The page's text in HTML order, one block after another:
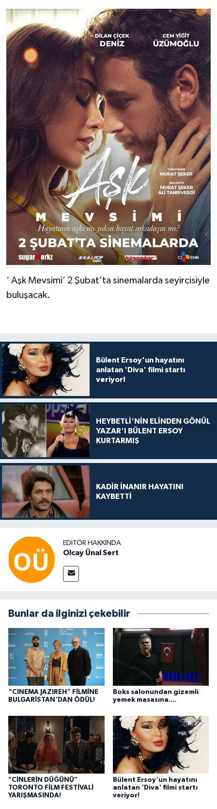
‘ Aşk Mevsimi’ 2 Şubat’ta sinemalarda seyircisiyle
buluşacak.
Bülent Ersoy'un hayatını
anlatan 'Diva' filmi startı
veriyor!
HEYBETLİ'NİN ELİNDEN GÖNÜL
YAZAR'I BÜLENT ERSOY
KURTARMIŞ
KADİR İNANIR HAYATINI
KAYBETTİ
EDITÖR HAKKINDA
Olcay Ünal Sert
Bunlar da ilginizi çekebilir
“CINEMA JAZIREH” FİLMİNE
BULGARİSTAN'DAN ÖDÜL!
Boks salonundan gizemli
yemek masasına....
"CİNLERİN DÜĞÜNÜ"
TORONTO FİLM FESTİVALİ
YARIŞMASINDA!
Bülent Ersoy'un hayatını
anlatan 'Diva' filmi startı
veriyor!